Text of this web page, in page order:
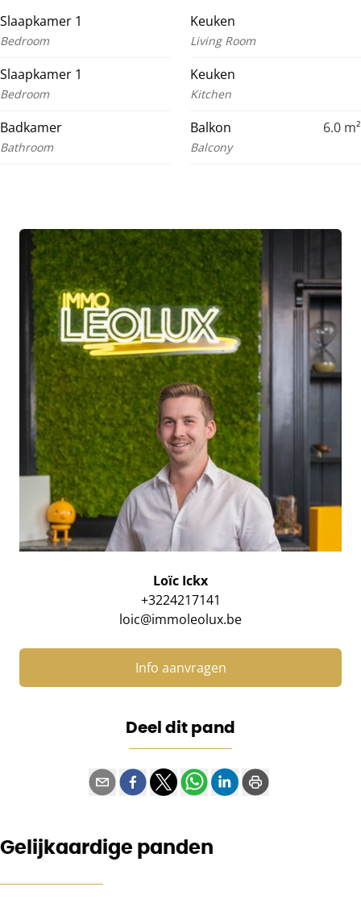
Slaapkamer 1
Bedroom
Keuken
Living Room
Slaapkamer 1
Bedroom
Keuken
Kitchen
Badkamer
Bathroom
Balkon 6.0 m²
Balcony
Loïc Ickx
+3224217141
loic@immoleolux.be
Info aanvragen
Deel dit pand
Gelijkaardige panden